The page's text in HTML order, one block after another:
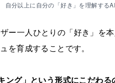
自分以上に自分の「好き」を理解する
ー一人ひとりの「好き」を
を育成することです。
グ」という形式にこだわる